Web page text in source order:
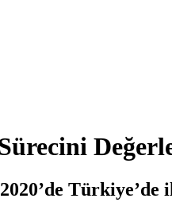
Türkiye’de